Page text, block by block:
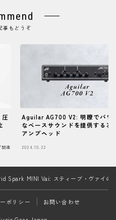
事もどうぞ
関連
Aguilar AG700 V2: 明瞭でパワ
なベースサウンドを提供する次
アンプヘッド
2024.10.22
Spark MINI Vai: スティーブ・ヴァイの
ポリシー お問い合わせ